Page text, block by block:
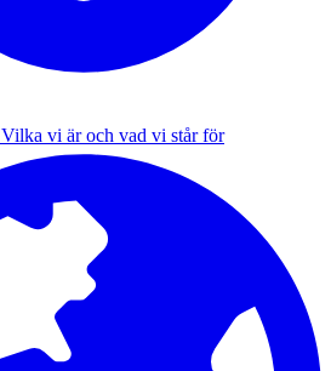
Vilka vi är och vad vi står för